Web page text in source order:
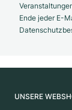
Ende jeder E-
UNSERE